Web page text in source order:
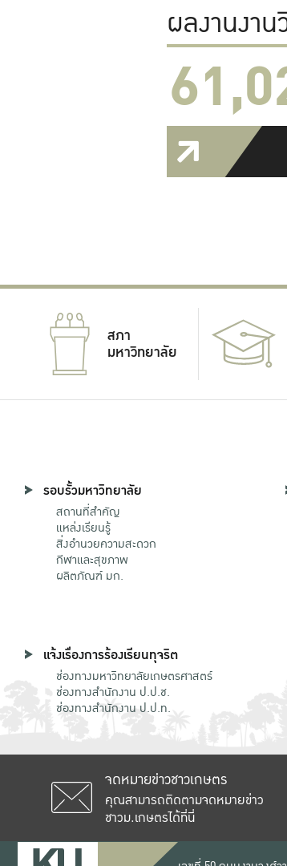
ผลงานงา
สภา
มหาวิทยาลัย
รอบรั้วมหาวิทยาลัย
สถานที่สำคัญ
แหล่งเรียนรู้
สิ่งอำนวยความสะดวก
กีฬาและสุขภาพ
ผลิตภัณฑ์ มก.
แจ้งเรื่องการร้องเรียนทุจริต
ช่องทางมหาวิทยาลัยเกษตรศาสตร์
ช่องทางสำนักงาน ป.ป.ช.
ช่องทางสำนักงาน ป.ป.ท.
จดหมายข่าวชาวเกษตร
คุณสามารถติดตามจดหมายข่าว
ชาวม.เกษตรได้ที่นี่